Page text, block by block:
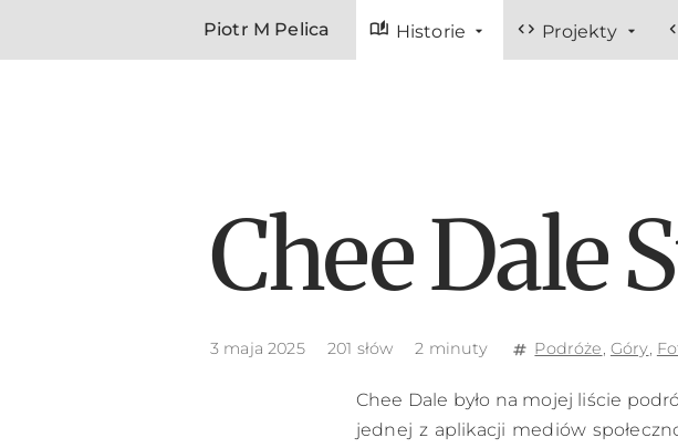
Piotr M Pelica auto_stories Historie code Projekty
Chee Dale
3 maja 2025 201 słów 2 minuty tag Podróże, Góry,
Chee Dale było na mojej liście
jednej z aplikacji mediów